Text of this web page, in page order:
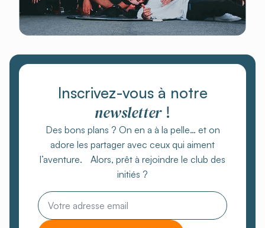
Inscrivez-vous à notre
newsletter!
Des bons plans ? On en a à la pelle… et on
adore les partager avec ceux qui aiment
l’aventure. Alors, prêt à rejoindre le club des
initiés ?
Email